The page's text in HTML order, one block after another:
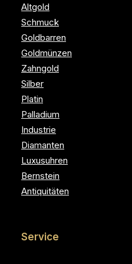
Altgold
Schmuck
Goldbarren
Goldmünzen
Zahngold
Silber
Platin
Palladium
Industrie
Diamanten
Luxusuhren
Bernstein
Antiquitäten
Service